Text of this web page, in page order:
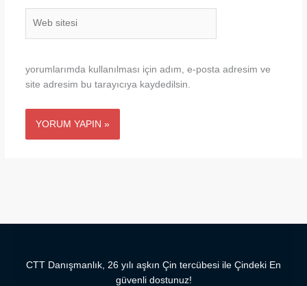
yorumlarımda kullanılması için adım, e-posta adresim ve
site adresim bu tarayıcıya kaydedilsin.
CTT Danışmanlık, 26 yılı aşkın Çin tercübesi ile Çindeki En
güvenli dostunuz!